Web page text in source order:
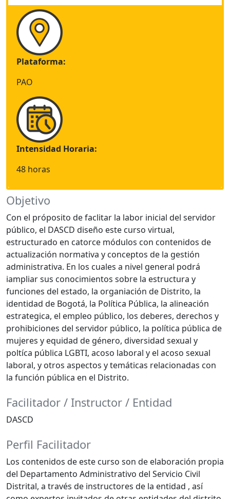
Plataforma:
PAO
Intensidad Horaria:
48 horas
Objetivo
Con el próposito de faclitar la labor inicial del servidor
público, el DASCD diseño este curso virtual,
estructurado en catorce módulos con contenidos de
actualización normativa y conceptos de la gestión
administrativa. En los cuales a nivel general podrá
iampliar sus conocimientos sobre la estructura y
funciones del estado, la organiación de Distrito, la
identidad de Bogotá, la Política Pública, la alineación
estrategica, el empleo público, los deberes, derechos y
prohibiciones del servidor público, la política pública de
mujeres y equidad de género, diversidad sexual y
poltíca pública LGBTI, acoso laboral y el acoso sexual
laboral, y otros aspectos y temáticas relacionadas con
la función pública en el Distrito.
Facilitador / Instructor / Entidad
DASCD
Perfil Facilitador
Los contenidos de este curso son de elaboración propia
del Departamento Administrativo del Servicio Civil
Distrital, a través de instructores de la entidad , así